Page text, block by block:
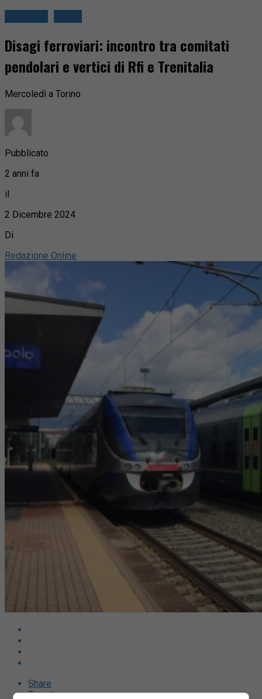
Disagi ferroviari: incontro tra comitati
pendolari e vertici di Rfi e Trenitalia
Mercoledì a Torino
Pubblicato
2 anni fa
il
2 Dicembre 2024
Di
Redazione Online
Share
Tweet